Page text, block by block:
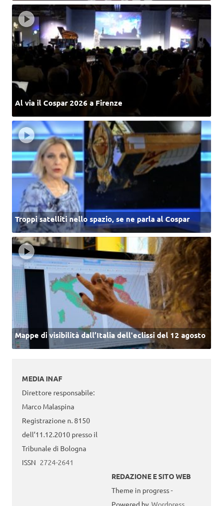
Al via il Cospar 2026 a Firenze
Troppi satelliti nello spazio, se ne parla al Cospar
Mappe di visibilità dall’Italia dell'eclissi del 12 agosto
MEDIA INAF
Direttore responsabile:
Marco Malaspina
Registrazione n. 8150
dell’11.12.2010 presso il
Tribunale di Bologna
ISSN 2724-2641
REDAZIONE E SITO WEB
Theme in progress -
Powered by Wordpress